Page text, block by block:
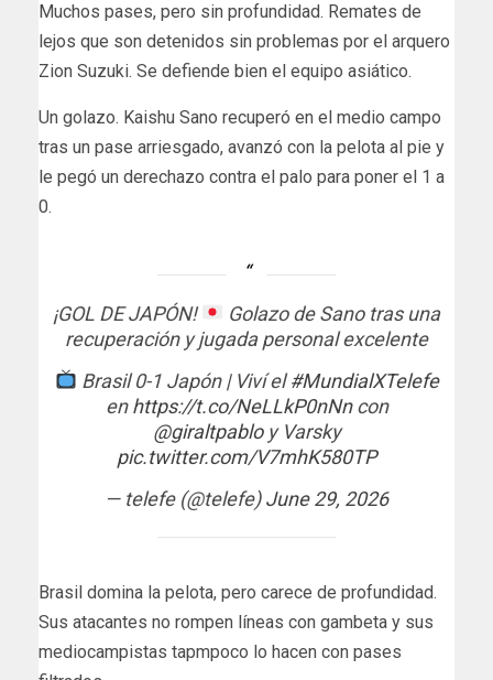
Muchos pases, pero sin profundidad. Remates de
lejos que son detenidos sin problemas por el arquero
Zion Suzuki. Se defiende bien el equipo asiático.
Un golazo. Kaishu Sano recuperó en el medio campo
tras un pase arriesgado, avanzó con la pelota al pie y
le pegó un derechazo contra el palo para poner el 1 a
0.
¡GOL DE JAPÓN!
Golazo de Sano tras una
recuperación y jugada personal excelente
Brasil 0-1 Japón | Viví el#MundialXTelefe
enhttps://t.co/NeLLkP0nNncon
@giraltpabloy Varsky
pic.twitter.com/V7mhK580TP
— telefe (@telefe)June 29, 2026
Brasil domina la pelota, pero carece de profundidad.
Sus atacantes no rompen líneas con gambeta y sus
mediocampistas tapmpoco lo hacen con pases